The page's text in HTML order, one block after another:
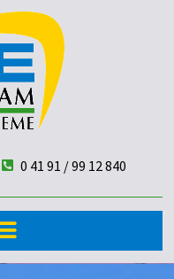
0 41 91 / 99 12 840